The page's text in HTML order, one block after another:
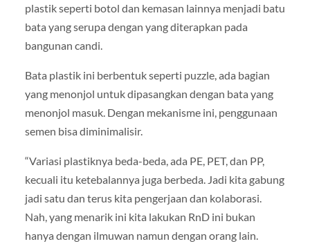
plastik seperti botol dan kemasan lainnya menjadi batu
bata yang serupa dengan yang diterapkan pada
bangunan candi.
Bata plastik ini berbentuk seperti puzzle, ada bagian
yang menonjol untuk dipasangkan dengan bata yang
menonjol masuk. Dengan mekanisme ini, penggunaan
semen bisa diminimalisir.
“Variasi plastiknya beda-beda, ada PE, PET, dan PP,
kecuali itu ketebalannya juga berbeda. Jadi kita gabung
jadi satu dan terus kita pengerjaan dan kolaborasi.
Nah, yang menarik ini kita lakukan RnD ini bukan
hanya dengan ilmuwan namun dengan orang lain.